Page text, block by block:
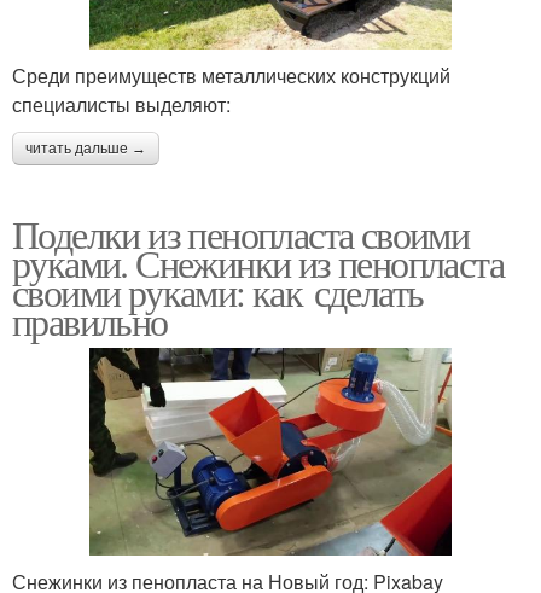
Среди преимуществ металлических конструкций
специалисты выделяют:
читать дальше →
Поделки из пенопласта своими
руками. Снежинки из пенопласта
своими руками: как сделать
правильно
Снежинки из пенопласта на Новый год: Pixabay